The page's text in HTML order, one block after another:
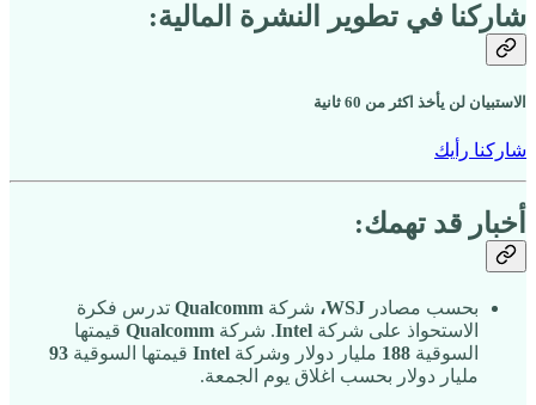
شاركنا في تطوير النشرة المالية:
الاستبيان لن يأخذ اكثر من 60 ثانية
شاركنا رأيك
أخبار قد تهمك:
بحسب مصادر WSJ، شركة Qualcomm تدرس فكرة
الاستحواذ على شركة Intel. شركة Qualcomm قيمتها
السوقية 188 مليار دولار وشركة Intel قيمتها السوقية 93
مليار دولار بحسب اغلاق يوم الجمعة.